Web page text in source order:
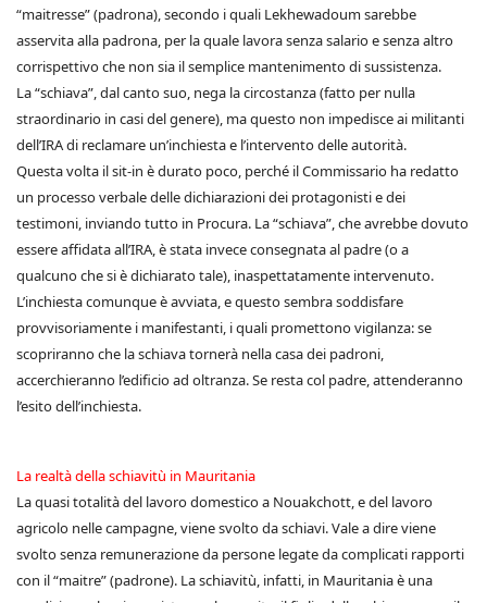
“maitresse” (padrona), secondo i quali Lekhewadoum sarebbe
asservita alla padrona, per la quale lavora senza salario e senza altro
corrispettivo che non sia il semplice mantenimento di sussistenza.
La “schiava”, dal canto suo, nega la circostanza (fatto per nulla
straordinario in casi del genere), ma questo non impedisce ai militanti
dell’IRA di reclamare un’inchiesta e l’intervento delle autorità.
Questa volta il sit-in è durato poco, perché il Commissario ha redatto
un processo verbale delle dichiarazioni dei protagonisti e dei
testimoni, inviando tutto in Procura. La “schiava”, che avrebbe dovuto
essere affidata all’IRA, è stata invece consegnata al padre (o a
qualcuno che si è dichiarato tale), inaspettatamente intervenuto.
L’inchiesta comunque è avviata, e questo sembra soddisfare
provvisoriamente i manifestanti, i quali promettono vigilanza: se
scopriranno che la schiava tornerà nella casa dei padroni,
accerchieranno l’edificio ad oltranza. Se resta col padre, attenderanno
l’esito dell’inchiesta.
La realtà della schiavitù in Mauritania
La quasi totalità del lavoro domestico a Nouakchott, e del lavoro
agricolo nelle campagne, viene svolto da schiavi. Vale a dire viene
svolto senza remunerazione da persone legate da complicati rapporti
con il “maitre” (padrone). La schiavitù, infatti, in Mauritania è una